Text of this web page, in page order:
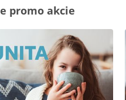
promo akcie